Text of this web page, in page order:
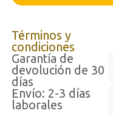
Términos y
condiciones
Garantía de
devolución de 30
días
Envío: 2-3 días
laborales